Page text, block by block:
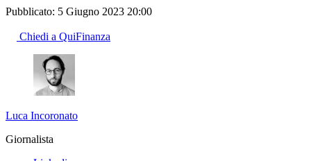
Pubblicato: 5 Giugno 2023 20:00
Chiedi a QuiFinanza
Luca Incoronato
Giornalista